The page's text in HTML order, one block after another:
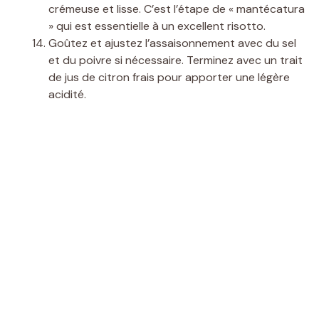
crémeuse et lisse. C’est l’étape de « mantécatura
» qui est essentielle à un excellent risotto.
Goûtez et ajustez l’assaisonnement avec du sel
et du poivre si nécessaire. Terminez avec un trait
de jus de citron frais pour apporter une légère
acidité.